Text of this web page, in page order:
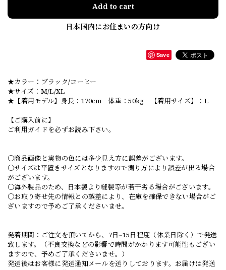
Add to cart
日本国内にお住まいの方向け
Save
★カラー：ブラック/コーヒー
★サイズ：M/L/XL
★【着用モデル】身長：170cm 体重：50kg 【着用サイズ】：L
【ご購入前に】
ご利用ガイドを必ずお読み下さい。
○商品画像と実物の色には多少見え方に誤差がございます。
○サイズは平置きサイズとなりますので測り方により誤差が出る場合
がございます。
○海外製品のため、日本製より縫製等が若干劣る場合がございます。
○お取り寄せ先の情報との誤差により、在庫を確保できない場合がご
ざいますので予めご了承くださいませ。
発着期間：ご注文を頂いてから、7日~15日程度（休業日除く）で発送
致します。（不良交換などの影響で時間がかかります可能性もござい
ますので、予めご了承くださいませ。）
発送後はお客様に発送通知メールを送りしております。お届けは発送